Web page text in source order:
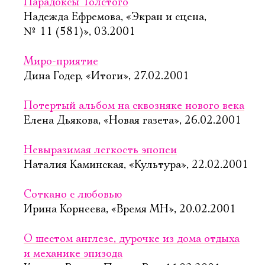
Надежда Ефремова, «Экран и сцена,
№ 11 (581)», 03.2001
Миро-приятие
Дина Годер, «Итоги», 27.02.2001
Потертый альбом на сквозняке нового века
Елена Дьякова, «Новая газета», 26.02.2001
Невыразимая легкость эпопеи
Наталия Каминская, «Культура», 22.02.2001
Соткано с любовью
Ирина Корнеева, «Время МН», 20.02.2001
О шестом англезе, дурочке из дома отдыха
и механике эпизода